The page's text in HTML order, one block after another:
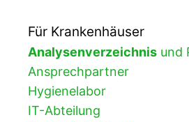
Für Krankenhäuser
Analysenverzeichnis und
Ansprechpartner
Hygienelabor
IT-Abteilung